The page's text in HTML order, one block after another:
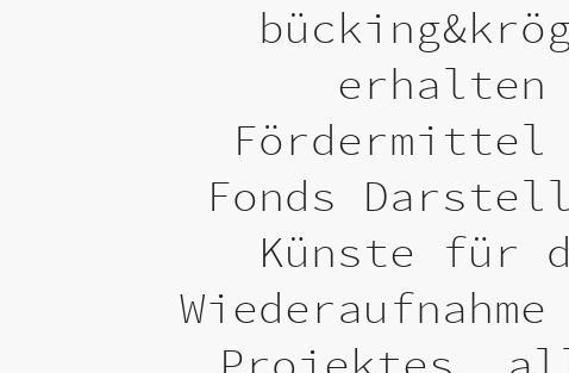
erhalten
Fördermittel
Fonds
Künste für